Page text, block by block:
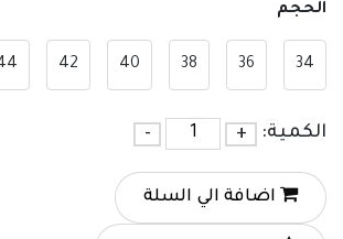
الحجم
34
36
38
40
42
الكمية: +
-
اضافة الي السلة